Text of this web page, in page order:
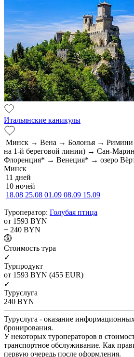
Итальянские каникулы
Минск → Вена → Болонья → Римини
на 1-й береговой линии) → Сан-
Флоренция* → Венеция* → озеро
Минск
11 дней
10 ночей
18.08 25.08 01.09 08.09 15.09
Туроператор: Голубая птица
от 1593 BYN
+ 240 BYN
Cтоимость тура
✓
Турпродукт
от 1593 BYN (455 EUR)
✓
Туруслуга
240 BYN
Туруслуга - оказание
бронирования.
У некоторых туроператоров в
транспортное обслуживание. Как
первую очередь после оформления.